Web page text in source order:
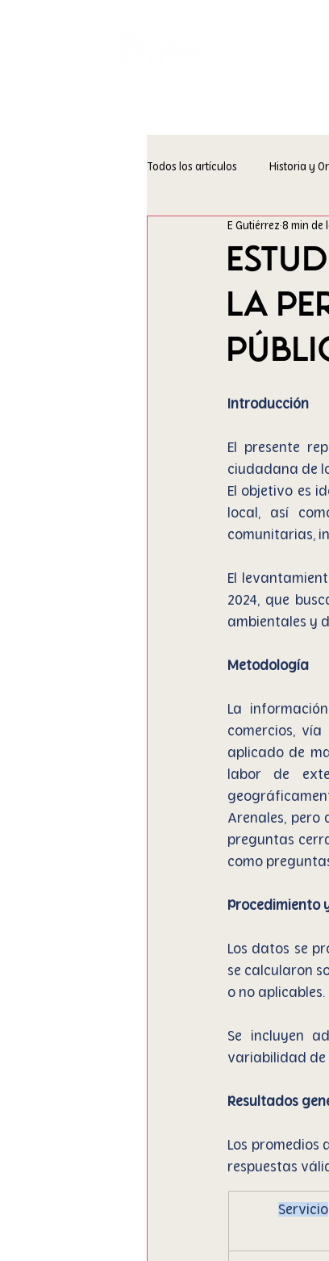
Todos los artículos Historia y
la
E Gutiérrez 8 min de
Introducción
El presente
ciudadana de
El objetivo es
local, así
comunitarias,
El
2024, que
ambientales y
Metodología
La
comercios,
aplicado de
labor de
Arenales, pero
preguntas
como
Procedimiento
Los datos se
se calcularon
o no aplicables.
Se incluyen
variabilidad de
Resultados
Los promedios
respuestas
Servicio